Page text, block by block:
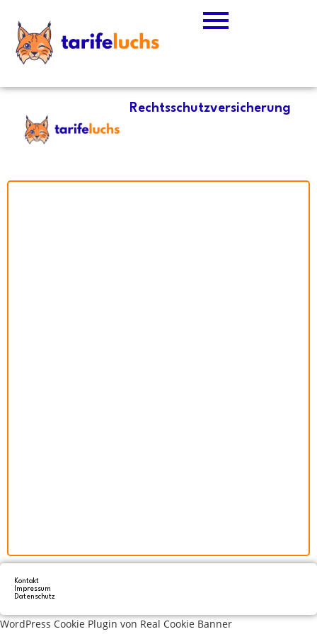
Rechtsschutzversicherung
Kontakt
Impressum
Datenschutz
WordPress Cookie Plugin von Real Cookie Banner